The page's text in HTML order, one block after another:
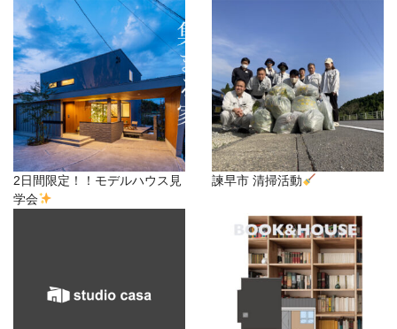
2日間限定！！モデルハウス見
学会
諫早市 清掃活動